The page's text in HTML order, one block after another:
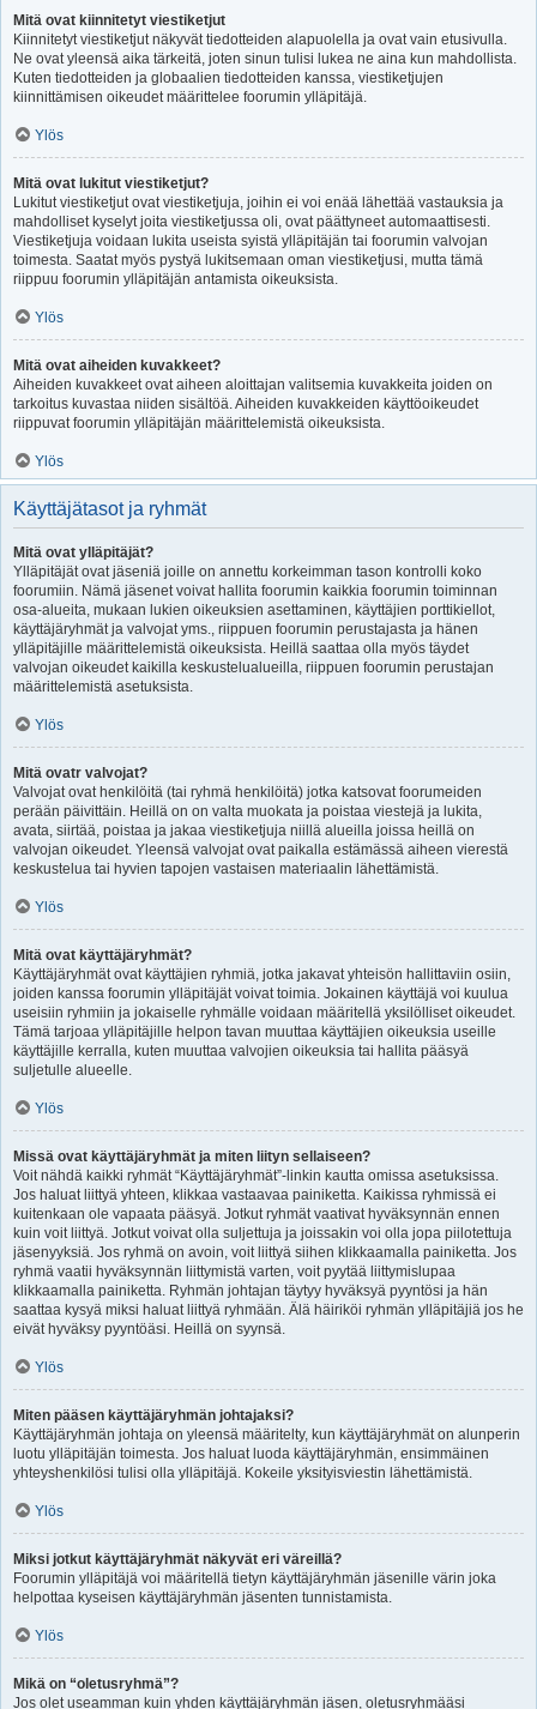
Mitä ovat kiinnitetyt viestiketjut
Kiinnitetyt viestiketjut näkyvät tiedotteiden alapuolella ja ovat vain etusivulla.
Ne ovat yleensä aika tärkeitä, joten sinun tulisi lukea ne aina kun mahdollista.
Kuten tiedotteiden ja globaalien tiedotteiden kanssa, viestiketjujen
kiinnittämisen oikeudet määrittelee foorumin ylläpitäjä.
Ylös
Mitä ovat lukitut viestiketjut?
Lukitut viestiketjut ovat viestiketjuja, joihin ei voi enää lähettää vastauksia ja
mahdolliset kyselyt joita viestiketjussa oli, ovat päättyneet automaattisesti.
Viestiketjuja voidaan lukita useista syistä ylläpitäjän tai foorumin valvojan
toimesta. Saatat myös pystyä lukitsemaan oman viestiketjusi, mutta tämä
riippuu foorumin ylläpitäjän antamista oikeuksista.
Ylös
Mitä ovat aiheiden kuvakkeet?
Aiheiden kuvakkeet ovat aiheen aloittajan valitsemia kuvakkeita joiden on
tarkoitus kuvastaa niiden sisältöä. Aiheiden kuvakkeiden käyttöoikeudet
riippuvat foorumin ylläpitäjän määrittelemistä oikeuksista.
Ylös
Käyttäjätasot ja ryhmät
Mitä ovat ylläpitäjät?
Ylläpitäjät ovat jäseniä joille on annettu korkeimman tason kontrolli koko
foorumiin. Nämä jäsenet voivat hallita foorumin kaikkia foorumin toiminnan
osa-alueita, mukaan lukien oikeuksien asettaminen, käyttäjien porttikiellot,
käyttäjäryhmät ja valvojat yms., riippuen foorumin perustajasta ja hänen
ylläpitäjille määrittelemistä oikeuksista. Heillä saattaa olla myös täydet
valvojan oikeudet kaikilla keskustelualueilla, riippuen foorumin perustajan
määrittelemistä asetuksista.
Ylös
Mitä ovatr valvojat?
Valvojat ovat henkilöitä (tai ryhmä henkilöitä) jotka katsovat foorumeiden
perään päivittäin. Heillä on on valta muokata ja poistaa viestejä ja lukita,
avata, siirtää, poistaa ja jakaa viestiketjuja niillä alueilla joissa heillä on
valvojan oikeudet. Yleensä valvojat ovat paikalla estämässä aiheen vierestä
keskustelua tai hyvien tapojen vastaisen materiaalin lähettämistä.
Ylös
Mitä ovat käyttäjäryhmät?
Käyttäjäryhmät ovat käyttäjien ryhmiä, jotka jakavat yhteisön hallittaviin osiin,
joiden kanssa foorumin ylläpitäjät voivat toimia. Jokainen käyttäjä voi kuulua
useisiin ryhmiin ja jokaiselle ryhmälle voidaan määritellä yksilölliset oikeudet.
Tämä tarjoaa ylläpitäjille helpon tavan muuttaa käyttäjien oikeuksia useille
käyttäjille kerralla, kuten muuttaa valvojien oikeuksia tai hallita pääsyä
suljetulle alueelle.
Ylös
Missä ovat käyttäjäryhmät ja miten liityn sellaiseen?
Voit nähdä kaikki ryhmät “Käyttäjäryhmät”-linkin kautta omissa asetuksissa.
Jos haluat liittyä yhteen, klikkaa vastaavaa painiketta. Kaikissa ryhmissä ei
kuitenkaan ole vapaata pääsyä. Jotkut ryhmät vaativat hyväksynnän ennen
kuin voit liittyä. Jotkut voivat olla suljettuja ja joissakin voi olla jopa piilotettuja
jäsenyyksiä. Jos ryhmä on avoin, voit liittyä siihen klikkaamalla painiketta. Jos
ryhmä vaatii hyväksynnän liittymistä varten, voit pyytää liittymislupaa
klikkaamalla painiketta. Ryhmän johtajan täytyy hyväksyä pyyntösi ja hän
saattaa kysyä miksi haluat liittyä ryhmään. Älä häiriköi ryhmän ylläpitäjiä jos he
eivät hyväksy pyyntöäsi. Heillä on syynsä.
Ylös
Miten pääsen käyttäjäryhmän johtajaksi?
Käyttäjäryhmän johtaja on yleensä määritelty, kun käyttäjäryhmät on alunperin
luotu ylläpitäjän toimesta. Jos haluat luoda käyttäjäryhmän, ensimmäinen
yhteyshenkilösi tulisi olla ylläpitäjä. Kokeile yksityisviestin lähettämistä.
Ylös
Miksi jotkut käyttäjäryhmät näkyvät eri väreillä?
Foorumin ylläpitäjä voi määritellä tietyn käyttäjäryhmän jäsenille värin joka
helpottaa kyseisen käyttäjäryhmän jäsenten tunnistamista.
Ylös
Mikä on “oletusryhmä”?
Jos olet useamman kuin yhden käyttäjäryhmän jäsen, oletusryhmääsi